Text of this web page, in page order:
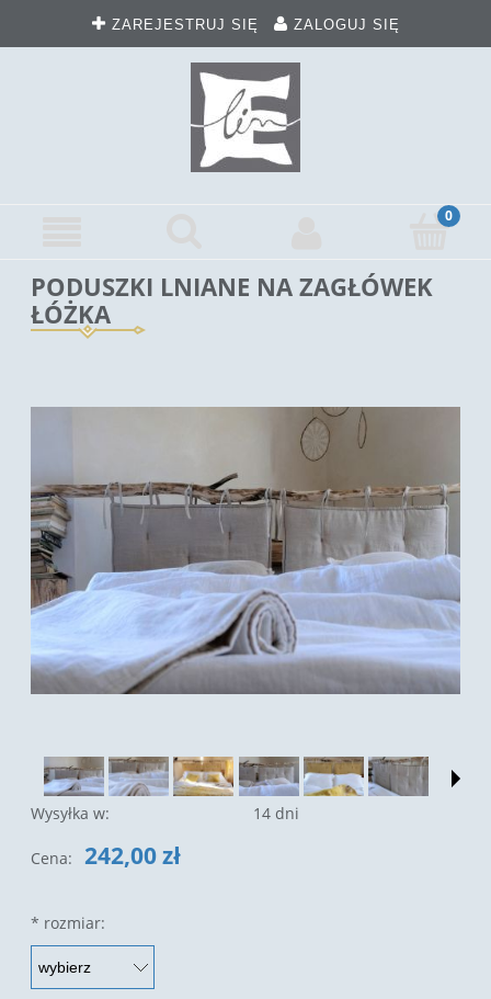
ZAREJESTRUJ SIĘ ZALOGUJ SIĘ
PODUSZKI LNIANE NA ZAGŁÓWEK
ŁÓŻKA
Wysyłka w: 14 dni
Cena: 242,00 zł
* rozmiar: